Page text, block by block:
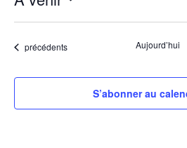
date.
Évènements
précédents Aujourd’hui
S’abonner au